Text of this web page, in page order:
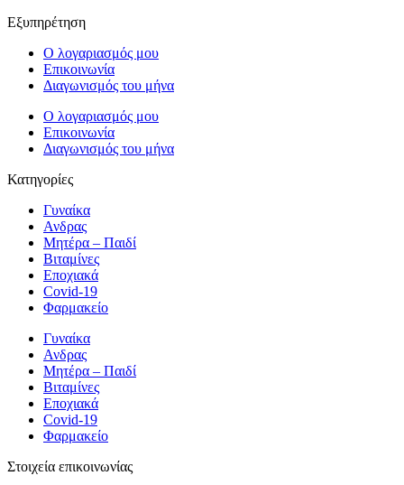
Εξυπηρέτηση
Ο λογαριασμός μου
Επικοινωνία
Διαγωνισμός του μήνα
Ο λογαριασμός μου
Επικοινωνία
Διαγωνισμός του μήνα
Κατηγορίες
Γυναίκα
Ανδρας
Μητέρα – Παιδί
Βιταμίνες
Εποχιακά
Covid-19
Φαρμακείο
Γυναίκα
Ανδρας
Μητέρα – Παιδί
Βιταμίνες
Εποχιακά
Covid-19
Φαρμακείο
Στοιχεία επικοινωνίας